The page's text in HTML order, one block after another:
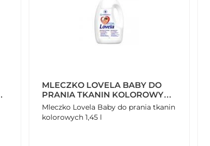
MLECZKO LOVELA BABY DO
PRANIA TKANIN KOLOROWYCH
1,45 L
Mleczko Lovela Baby do prania tkanin
kolorowych 1,45 l